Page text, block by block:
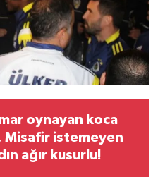
oynayan koca
Misafir istemeyen
ağır kusurlu!